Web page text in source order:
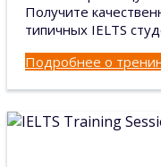
Получите
типичных IELTS
Подробнее о